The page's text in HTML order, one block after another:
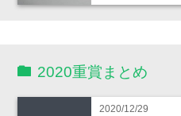
2020重賞まとめ
2020/12/29